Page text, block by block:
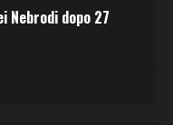
Nebrodi dopo 27